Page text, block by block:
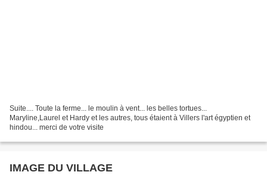
Suite.... Toute la ferme... le moulin à vent... les belles tortues...
Maryline,Laurel et Hardy et les autres, tous étaient à Villers l'art égyptien et
hindou... merci de votre visite
IMAGE DU VILLAGE